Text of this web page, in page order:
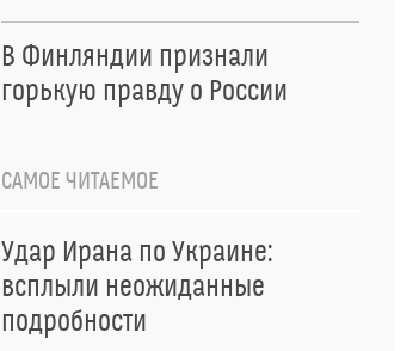
В Финляндии признали
горькую правду о России
САМОЕ ЧИТАЕМОЕ
Удар Ирана по Украине:
всплыли неожиданные
подробности